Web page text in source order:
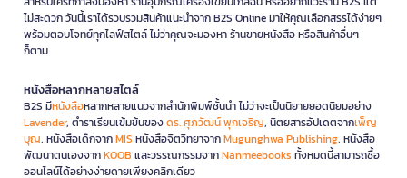
ไม่สะดวก วันนี้เราได้รวบรวมสินค้าแนะนำจาก B2S Online มาให้คุณเลือกสรรได้ง่ายๆ
พร้อมตอบโจทย์ทุกไลฟ์สไตล์ ไม่ว่าคุณจะมองหา ร้านขายหนังสือ หรือสินค้าอื่นๆ
ก็ตาม
หนังสือหลากหลายสไตล์
B2S มีหนังสือหลากหลายแนวจากสำนักพิมพ์ชั้นนำ ไม่ว่าจะเป็นนิยายยอดนิยมอย่าง
Lavender, ตำราเรียนเข้มข้นของดร. ศุภวัฒน์ พุกเจริญ, นิตยสารอัปเดตจากเพ็ญ
บุญ, หนังสือเด็กจากMIS หนังสือจิตวิทยาจากMugunghwa Publishing, หนังสือ
พัฒนาตนเองจากKOOB และวรรณกรรมจากNanmeebooks ทั้งหมดนี้สามารถซื้อ
ออนไลน์ได้อย่างง่ายดายเพียงคลิกเดียว